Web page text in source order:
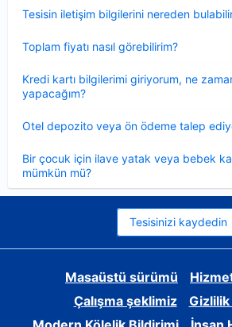
Tesisin iletişim bilgilerini nereden
Toplam fiyatı nasıl görebilirim?
Kredi kartı bilgilerimi giriyorum, ne
yapacağım?
Otel depozito veya ön ödeme talep
Bir çocuk için ilave yatak veya bebek
mümkün mü?
Tesisinizi kaydedin
Masaüstü sürümü
Çalışma şeklimiz